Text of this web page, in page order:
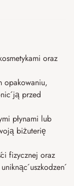
oraz
opakowaniu,
ją przed
płynami lub
biżuterię
fizycznej oraz
uszkodzeń